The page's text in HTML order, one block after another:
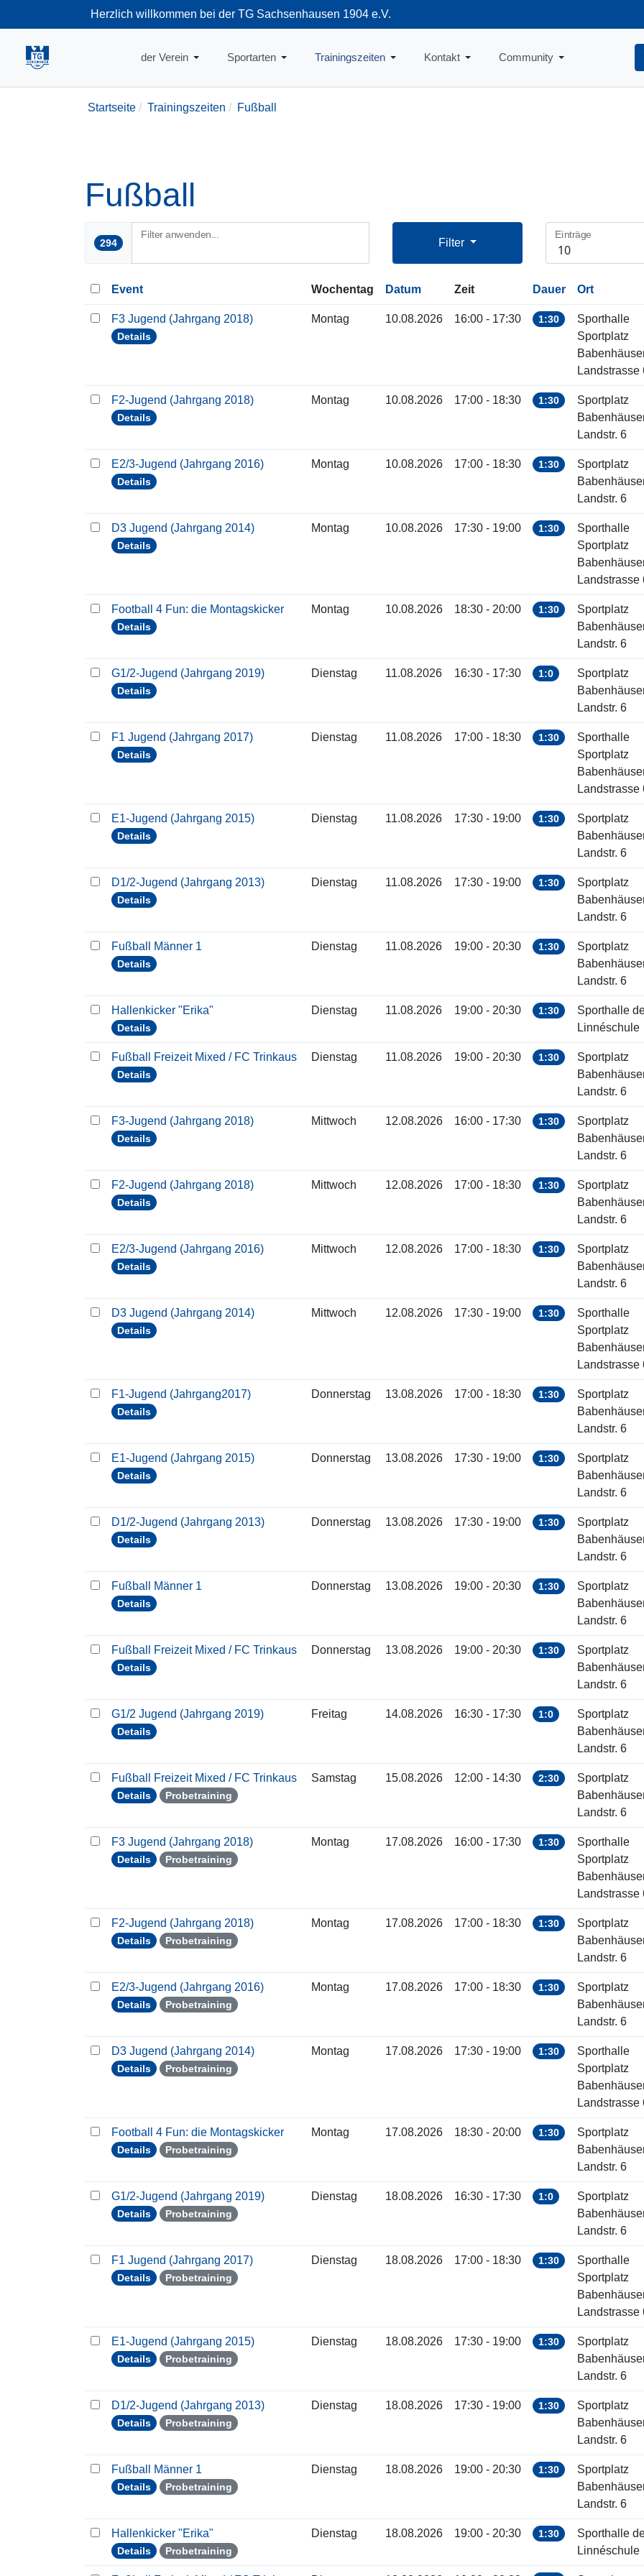
Herzlich willkommen bei der TG Sachsenhausen 1904 e.V.
+49-69-66374712
der Verein Sportarten Trainingszeiten Kontakt Community
Startseite Trainingszeiten Fußball
Fußball
294
Filter anwenden...
Filter
Einträge
Event Wochentag Datum Zeit Dauer Ort
F3 Jugend (Jahrgang 2018)
Details
Montag 10.08.2026 16:00 - 17:30 1:30
Sporthalle
Sportplatz
Landstrasse
F2-Jugend (Jahrgang 2018)
Details
Montag 10.08.2026 17:00 - 18:30 1:30
Sportplatz
Landstr. 6
E2/3-Jugend (Jahrgang 2016)
Details
Montag 10.08.2026 17:00 - 18:30 1:30
Sportplatz
Landstr. 6
D3 Jugend (Jahrgang 2014)
Details
Montag 10.08.2026 17:30 - 19:00 1:30
Sporthalle
Sportplatz
Landstrasse
Football 4 Fun: die Montagskicker
Details
Montag 10.08.2026 18:30 - 20:00 1:30
Sportplatz
Landstr. 6
G1/2-Jugend (Jahrgang 2019)
Details
Dienstag 11.08.2026 16:30 - 17:30 1:0
Sportplatz
Landstr. 6
F1 Jugend (Jahrgang 2017)
Details
Dienstag 11.08.2026 17:00 - 18:30 1:30
Sporthalle
Sportplatz
Landstrasse
E1-Jugend (Jahrgang 2015)
Details
Dienstag 11.08.2026 17:30 - 19:00 1:30
Sportplatz
Landstr. 6
D1/2-Jugend (Jahrgang 2013)
Details
Dienstag 11.08.2026 17:30 - 19:00 1:30
Sportplatz
Landstr. 6
Fußball Männer 1
Details
Dienstag 11.08.2026 19:00 - 20:30 1:30
Sportplatz
Landstr. 6
Hallenkicker "Erika"
Details
Dienstag 11.08.2026 19:00 - 20:30 1:30
Sporthalle
Linnéschule
Fußball Freizeit Mixed / FC Trinkaus
Details
Dienstag 11.08.2026 19:00 - 20:30 1:30
Sportplatz
Landstr. 6
F3-Jugend (Jahrgang 2018)
Details
Mittwoch 12.08.2026 16:00 - 17:30 1:30
Sportplatz
Landstr. 6
F2-Jugend (Jahrgang 2018)
Details
Mittwoch 12.08.2026 17:00 - 18:30 1:30
Sportplatz
Landstr. 6
E2/3-Jugend (Jahrgang 2016)
Details
Mittwoch 12.08.2026 17:00 - 18:30 1:30
Sportplatz
Landstr. 6
D3 Jugend (Jahrgang 2014)
Details
Mittwoch 12.08.2026 17:30 - 19:00 1:30
Sporthalle
Sportplatz
Landstrasse
F1-Jugend (Jahrgang2017)
Details
Donnerstag 13.08.2026 17:00 - 18:30 1:30
Sportplatz
Landstr. 6
E1-Jugend (Jahrgang 2015)
Details
Donnerstag 13.08.2026 17:30 - 19:00 1:30
Sportplatz
Landstr. 6
D1/2-Jugend (Jahrgang 2013)
Details
Donnerstag 13.08.2026 17:30 - 19:00 1:30
Sportplatz
Landstr. 6
Fußball Männer 1
Details
Donnerstag 13.08.2026 19:00 - 20:30 1:30
Sportplatz
Landstr. 6
Fußball Freizeit Mixed / FC Trinkaus
Details
Donnerstag 13.08.2026 19:00 - 20:30 1:30
Sportplatz
Landstr. 6
G1/2 Jugend (Jahrgang 2019)
Details
Freitag 14.08.2026 16:30 - 17:30 1:0
Sportplatz
Landstr. 6
Fußball Freizeit Mixed / FC Trinkaus
Details Probetraining
Samstag 15.08.2026 12:00 - 14:30 2:30
Sportplatz
Landstr. 6
F3 Jugend (Jahrgang 2018)
Details Probetraining
Montag 17.08.2026 16:00 - 17:30 1:30
Sporthalle
Sportplatz
Landstrasse
F2-Jugend (Jahrgang 2018)
Details Probetraining
Montag 17.08.2026 17:00 - 18:30 1:30
Sportplatz
Landstr. 6
E2/3-Jugend (Jahrgang 2016)
Details Probetraining
Montag 17.08.2026 17:00 - 18:30 1:30
Sportplatz
Landstr. 6
D3 Jugend (Jahrgang 2014)
Details Probetraining
Montag 17.08.2026 17:30 - 19:00 1:30
Sporthalle
Sportplatz
Landstrasse
Football 4 Fun: die Montagskicker
Details Probetraining
Montag 17.08.2026 18:30 - 20:00 1:30
Sportplatz
Landstr. 6
G1/2-Jugend (Jahrgang 2019)
Details Probetraining
Dienstag 18.08.2026 16:30 - 17:30 1:0
Sportplatz
Landstr. 6
F1 Jugend (Jahrgang 2017)
Details Probetraining
Dienstag 18.08.2026 17:00 - 18:30 1:30
Sporthalle
Sportplatz
Landstrasse
E1-Jugend (Jahrgang 2015)
Details Probetraining
Dienstag 18.08.2026 17:30 - 19:00 1:30
Sportplatz
Landstr. 6
D1/2-Jugend (Jahrgang 2013)
Details Probetraining
Dienstag 18.08.2026 17:30 - 19:00 1:30
Sportplatz
Landstr. 6
Fußball Männer 1
Details Probetraining
Dienstag 18.08.2026 19:00 - 20:30 1:30
Sportplatz
Landstr. 6
Hallenkicker "Erika"
Details Probetraining
Dienstag 18.08.2026 19:00 - 20:30 1:30
Sporthalle
Linnéschule